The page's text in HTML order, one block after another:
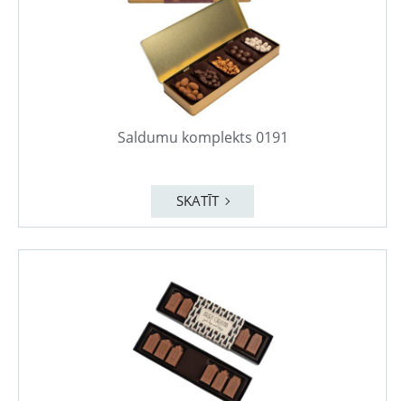
Saldumu komplekts 0191
SKATĪT